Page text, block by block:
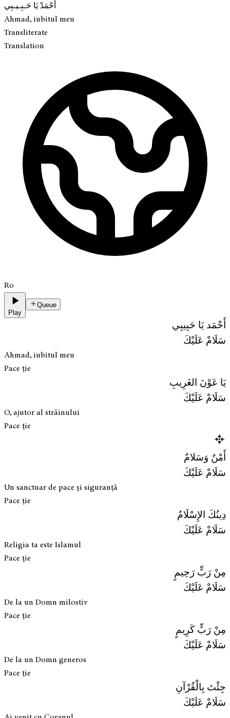
أَحْمَدْ يَا حَـبِـيـبِي
Ahmad, iubitul meu
Transliterate
Translation
Ro
Play
Queue
أَحْمَد يَا حَبِيبِي
سَلَامْ عَلَيْكَ
Ahmad, iubitul meu
Pace ție
يَا عَوْنَ الغَرِيبِ
سَلَامْ عَلَيْكَ
O, ajutor al străinului
Pace ție
أَمْنٌ وَسَلامٌ
سَلَامْ عَلَيْكَ
Un sanctuar de pace și siguranță
Pace ție
دِينُكَ الإِسْلَامُ
سَلَامْ عَلَيْكَ
Religia ta este Islamul
Pace ție
مِنْ رَبٍّ رَحِيمٍ
سَلَامْ عَلَيْكَ
De la un Domn milostiv
Pace ție
مِنْ رَبٍّ كَرِيمٍ
سَلَامْ عَلَيْكَ
De la un Domn generos
Pace ție
جِئْتَ بِالْقُرْآنِ
سَلَامْ عَلَيْكَ